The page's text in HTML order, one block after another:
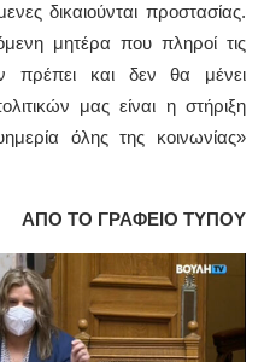
δικαιούνται προστασίας.
μητέρα που πληροί τις
πρέπει και δεν θα μένει
μας είναι η στήριξη
όλης της κοινωνίας»
ΑΠΟ ΤΟ ΓΡΑΦΕΙΟ ΤΥΠΟΥ